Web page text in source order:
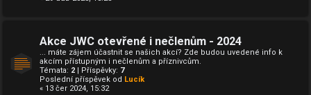
Akce JWC otevřené i nečlenům - 2024
... máte zájem účastnit se našich akcí? Zde budou uvedené info k
akcím přístupným i nečlenům a příznivcům.
Témata: 2 | Příspěvky: 7
Poslední příspěvek od Lucík
« 13 čer 2024, 15:32